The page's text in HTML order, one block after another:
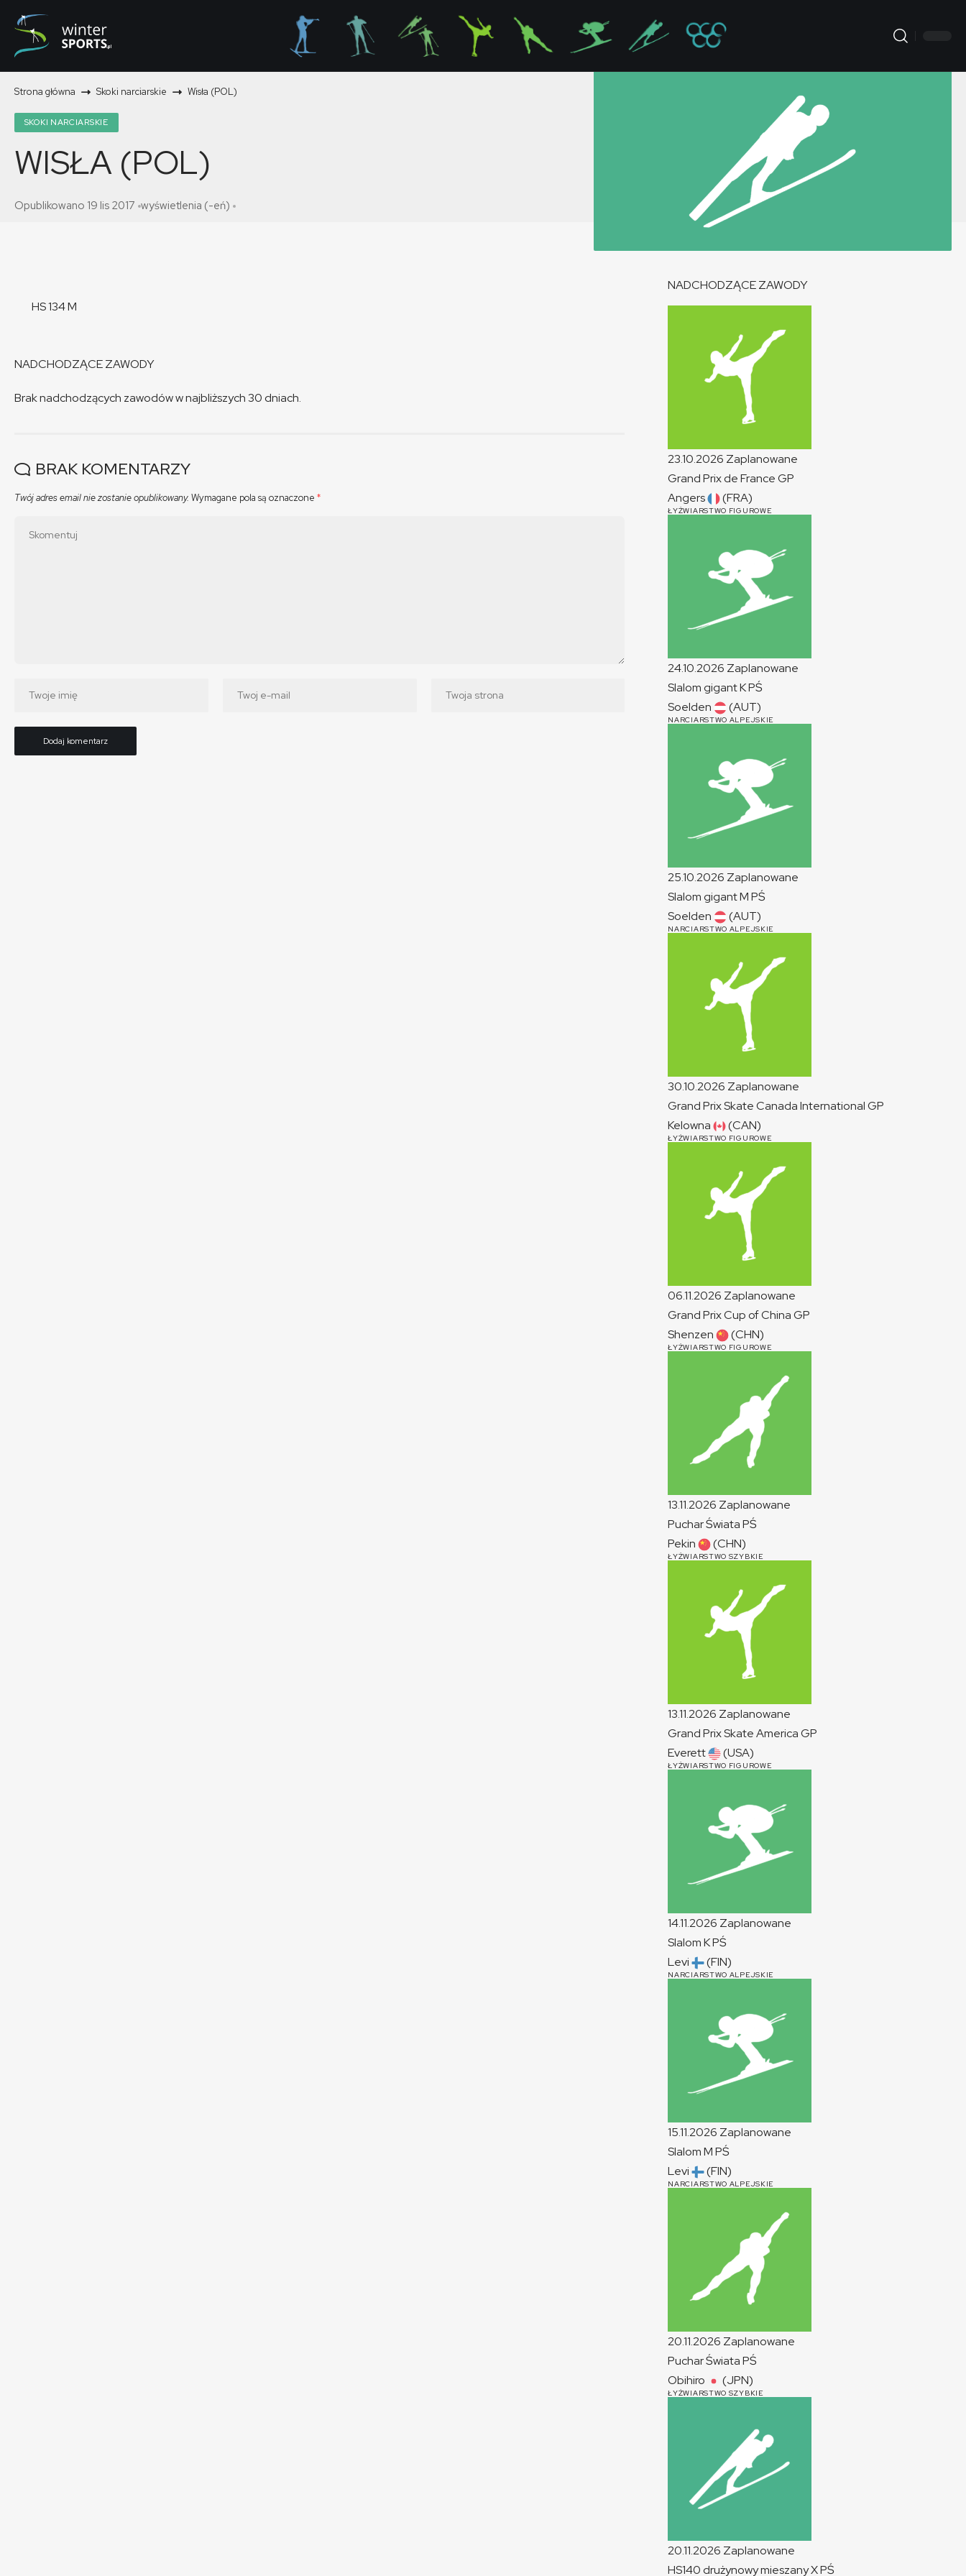
Strona główna Skoki narciarskie Wisła (POL)
SKOKI NARCIARSKIE
WISŁA (POL)
Opublikowano 19 lis 2017 wyświetlenia (-eń)
HS 134 M
NADCHODZĄCE ZAWODY
Brak nadchodzących zawodów w najbliższych 30 dniach.
BRAK KOMENTARZY
Twój adres email nie zostanie opublikowany. Wymagane pola są oznaczone *
NADCHODZĄCE ZAWODY
23.10.2026 Zaplanowane
Grand Prix de FranceGP
Angers
(FRA)
ŁYŻWIARSTWO FIGUROWE
24.10.2026 Zaplanowane
Slalom gigantKPŚ
Soelden
(AUT)
NARCIARSTWO ALPEJSKIE
25.10.2026 Zaplanowane
Slalom gigantM PŚ
Soelden
(AUT)
NARCIARSTWO ALPEJSKIE
30.10.2026 Zaplanowane
Grand Prix Skate Canada InternationalGP
Kelowna
(CAN)
ŁYŻWIARSTWO FIGUROWE
06.11.2026 Zaplanowane
Grand Prix Cup of ChinaGP
Shenzen
(CHN)
ŁYŻWIARSTWO FIGUROWE
13.11.2026 Zaplanowane
Puchar ŚwiataPŚ
Pekin
(CHN)
ŁYŻWIARSTWO SZYBKIE
13.11.2026 Zaplanowane
Grand Prix Skate AmericaGP
Everett
(USA)
ŁYŻWIARSTWO FIGUROWE
14.11.2026 Zaplanowane
SlalomKPŚ
Levi
(FIN)
NARCIARSTWO ALPEJSKIE
15.11.2026 Zaplanowane
SlalomM PŚ
Levi
(FIN)
NARCIARSTWO ALPEJSKIE
20.11.2026 Zaplanowane
Puchar ŚwiataPŚ
Obihiro
(JPN)
ŁYŻWIARSTWO SZYBKIE
20.11.2026 Zaplanowane
HS140 drużynowy mieszanyXPŚ